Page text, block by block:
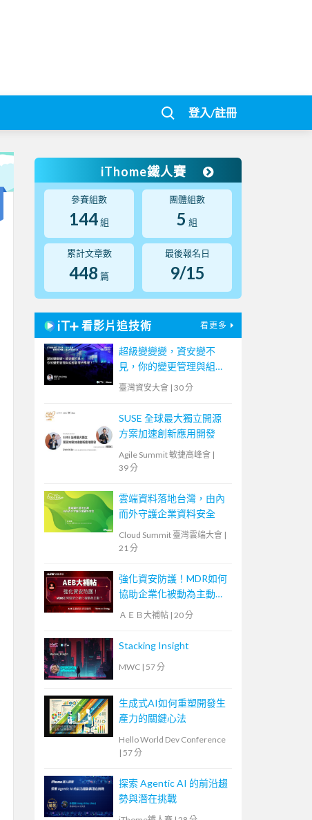
登入/註冊
iThome鐵人賽
參賽組數
144組
團體組數
5 組
累計文章數
448 篇
最後報名日
9/15
看影片追技術 看更多
超級變變變，資安變不
見，你的變更管理與組態
管理去哪裡？
臺灣資安大會 | 30 分
SUSE 全球最大獨立開源
方案加速創新應用開發
Agile Summit 敏捷高峰會 |
39 分
雲端資料落地台灣，由內
而外守護企業資料安全
Cloud Summit 臺灣雲端大會 |
21 分
強化資安防護！MDR如何
協助企業化被動為主動？
【宏碁資訊網路學堂】
ＡＥＢ大補帖 | 20 分
Stacking Insight
MWC | 57 分
生成式AI如何重塑開發生
產力的關鍵心法
Hello World Dev Conference
| 57 分
探索 Agentic AI 的前沿趨
勢與潛在挑戰